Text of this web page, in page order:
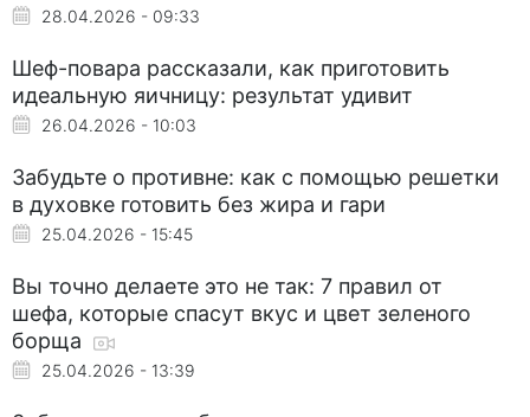
28.04.2026 - 09:33
Шеф-повара рассказали, как приготовить
идеальную яичницу: результат удивит
26.04.2026 - 10:03
Забудьте о противне: как с помощью решетки
в духовке готовить без жира и гари
25.04.2026 - 15:45
Вы точно делаете это не так: 7 правил от
шефа, которые спасут вкус и цвет зеленого
борща
25.04.2026 - 13:39